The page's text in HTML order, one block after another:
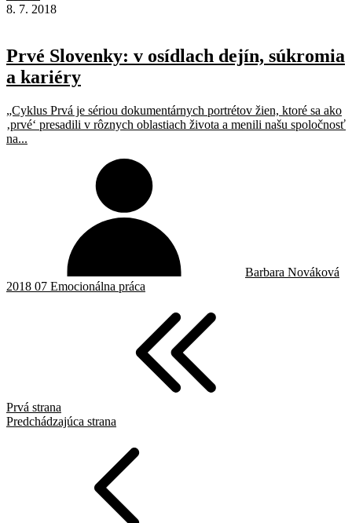
8. 7. 2018
Prvé Slovenky: v osídlach dejín, súkromia
a kariéry
„Cyklus Prvá je sériou dokumentárnych portrétov žien, ktoré sa ako
‚prvé‘ presadili v rôznych oblastiach života a menili našu spoločnosť
na...
Barbara Nováková
2018 07 Emocionálna práca
Prvá strana
Predchádzajúca strana